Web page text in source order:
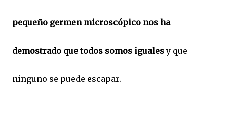
pequeño germen microscópico nos ha
demostrado que todos somos igualesy que
ninguno se puede escapar.